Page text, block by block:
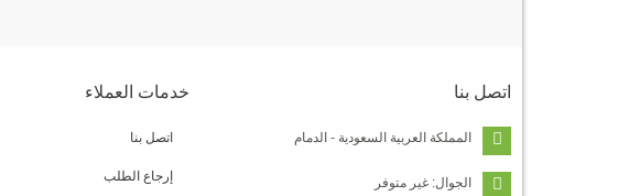
اتصل بنا
المملكة العربية السعودية - الدمام
الجوال: غير متوفر
خدمات العملاء
اتصل بنا
إرجاع الطلب